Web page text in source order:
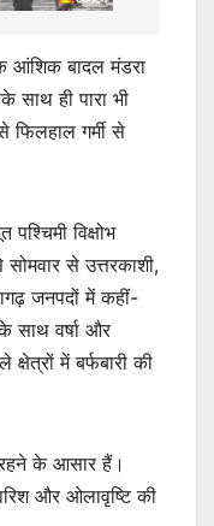
आंशिक बादल मंडरा
ही पारा भी
गर्मी से
विक्षोभ
से उत्तरकाशी,
जनपदों में कहीं-
साथ वर्षा और
में बर्फबारी की
के आसार हैं।
और ओलावृष्टि की